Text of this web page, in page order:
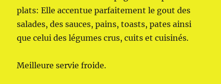
plats: Elle accentue parfaitement le gout des
salades, des sauces, pains, toasts, pates ainsi
que celui des légumes crus, cuits et cuisinés.
Meilleure servie froide.